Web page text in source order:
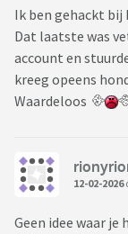
Ik ben gehackt bij
Dat laatste was
account en
kreeg opeens
Waardeloos
12-02-2026
Geen idee waar